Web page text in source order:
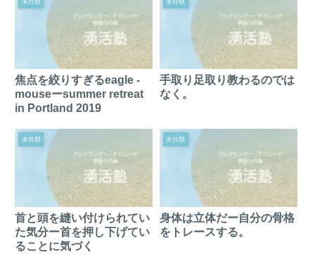
焦点を絞りすぎるeagle -
mouseーsummer retreat
in Portland 2019
手取り足取り教わるのでは
なく。
未分類
首と頭を縫い付けられてい
た気分ー首を押し下げてい
ることに気づく
未分類
身体は立体だー自分の骨格
をトレースする。